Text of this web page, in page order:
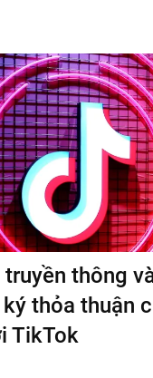
truyền thông
thỏa thuận
TikTok